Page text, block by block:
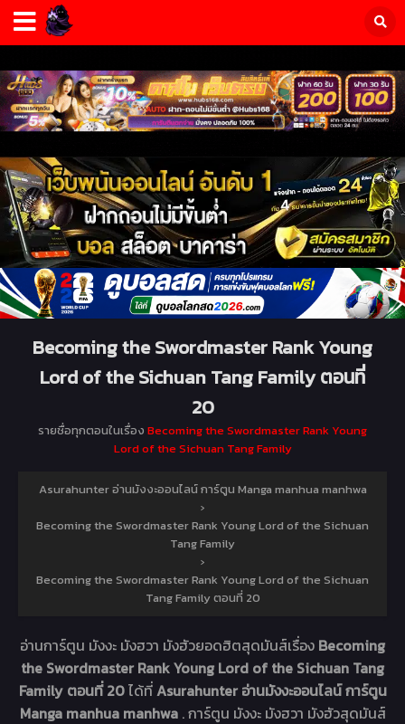
Becoming the Swordmaster Rank Young
Lord of the Sichuan Tang Family ตอนที่
20
รายชื่อทุกตอนในเรื่อง Becoming the Swordmaster Rank Young
Lord of the Sichuan Tang Family
Asurahunter อ่านมังงะออนไลน์ การ์ตูน Manga manhua manhwa
›
Becoming the Swordmaster Rank Young Lord of the Sichuan
Tang Family
›
Becoming the Swordmaster Rank Young Lord of the Sichuan
Tang Family ตอนที่ 20
อ่านการ์ตูน มังงะ มังฮวา มังฮัวยอดฮิตสุดมันส์เรื่อง Becoming
the Swordmaster Rank Young Lord of the Sichuan Tang
Family ตอนที่ 20ได้ที่Asurahunter อ่านมังงะออนไลน์ การ์ตูน
Manga manhua manhwa . การ์ตูน มังงะ มังฮวา มังฮัวสุดมันส์